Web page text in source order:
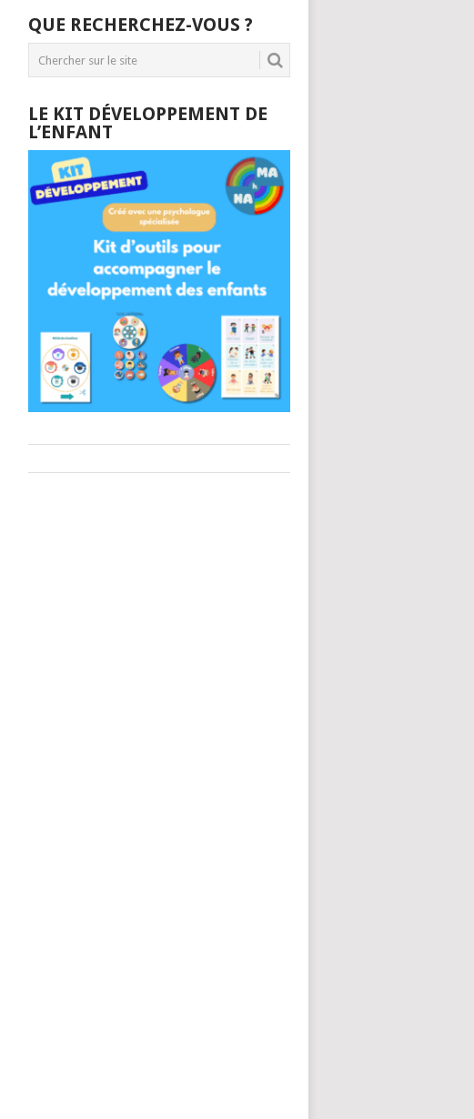
QUE RECHERCHEZ-VOUS ?
LE KIT DÉVELOPPEMENT DE
L’ENFANT